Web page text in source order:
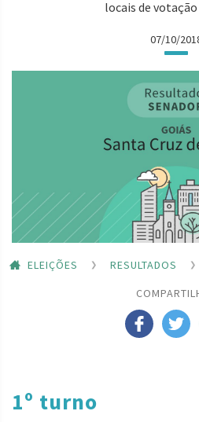
locais de votação
07/10/
ELEIÇÕES RESULTADOS
1º turno